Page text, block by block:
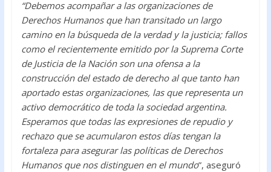
“Debemos acompañar a las organizaciones de
Derechos Humanos que han transitado un largo
camino en la búsqueda de la verdad y la justicia; fallos
como el recientemente emitido por la Suprema Corte
de Justicia de la Nación son una ofensa a la
construcción del estado de derecho al que tanto han
aportado estas organizaciones, las que representa un
activo democrático de toda la sociedad argentina.
Esperamos que todas las expresiones de repudio y
rechazo que se acumularon estos días tengan la
fortaleza para asegurar las políticas de Derechos
Humanos que nos distinguen en el mundo”, aseguró